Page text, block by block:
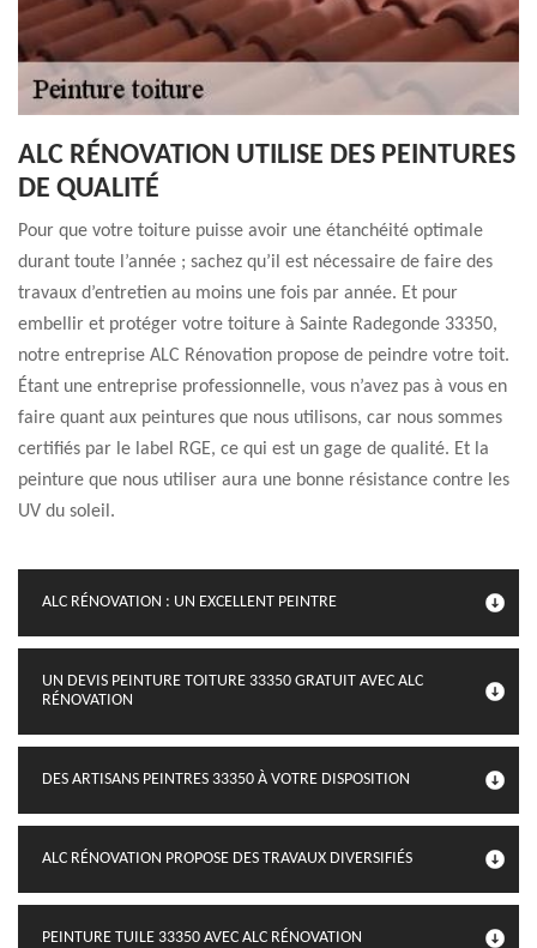
ALC RÉNOVATION UTILISE DES PEINTURES
DE QUALITÉ
Pour que votre toiture puisse avoir une étanchéité optimale
durant toute l’année ; sachez qu’il est nécessaire de faire des
travaux d’entretien au moins une fois par année. Et pour
embellir et protéger votre toiture à Sainte Radegonde 33350,
notre entreprise ALC Rénovation propose de peindre votre toit.
Étant une entreprise professionnelle, vous n’avez pas à vous en
faire quant aux peintures que nous utilisons, car nous sommes
certifiés par le label RGE, ce qui est un gage de qualité. Et la
peinture que nous utiliser aura une bonne résistance contre les
UV du soleil.
ALC RÉNOVATION : UN EXCELLENT PEINTRE
UN DEVIS PEINTURE TOITURE 33350 GRATUIT AVEC ALC
RÉNOVATION
DES ARTISANS PEINTRES 33350 À VOTRE DISPOSITION
ALC RÉNOVATION PROPOSE DES TRAVAUX DIVERSIFIÉS
PEINTURE TUILE 33350 AVEC ALC RÉNOVATION